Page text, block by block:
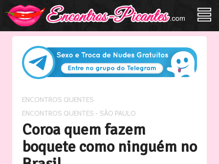
ENCONTROS QUENTES
ENCONTROS QUENTES - SÃO PAULO
Coroa quem fazem
boquete como ninguém no